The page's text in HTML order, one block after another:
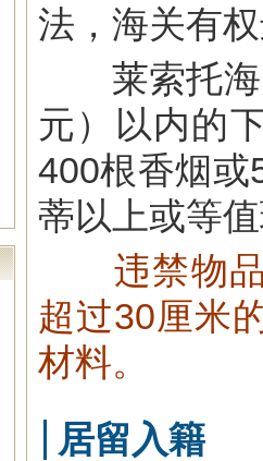
法，海关有
莱索托海
元）以内的
400根香烟或
蒂以上或等
违禁物
超过30厘米
材料。
居留入籍